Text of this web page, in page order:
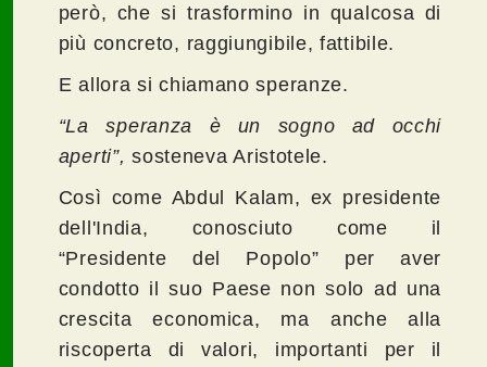
però, che si trasformino in qualcosa di
più concreto, raggiungibile, fattibile.
E allora si chiamano speranze.
“La speranza è un sogno ad occhi
aperti”, sosteneva Aristotele.
Così come Abdul Kalam, ex presidente
dell'India, conosciuto come il
“Presidente del Popolo” per aver
condotto il suo Paese non solo ad una
crescita economica, ma anche alla
riscoperta di valori, importanti per il